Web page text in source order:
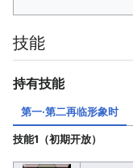
技能
持有技能
第一·第二再临形象时
技能1（初期开放）